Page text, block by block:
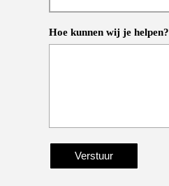
Hoe kunnen wij je helpen?
Verstuur